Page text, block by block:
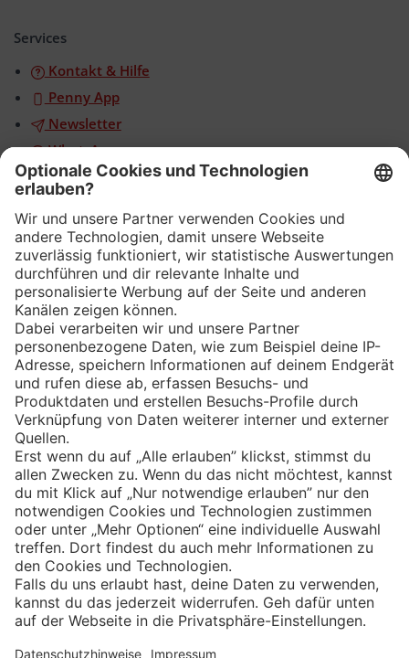
Services
Kontakt & Hilfe
Penny App
Newsletter
WhatsApp
App
Eishockey
Impressum